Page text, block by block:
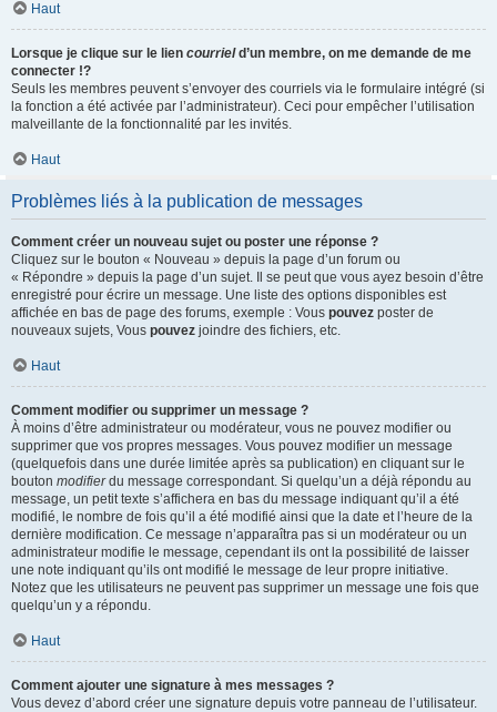
Haut
Lorsque je clique sur le lien courrield’un membre, on me demande de me
connecter !?
Seuls les membres peuvent s’envoyer des courriels via le formulaire intégré (si
la fonction a été activée par l’administrateur). Ceci pour empêcher l’utilisation
malveillante de la fonctionnalité par les invités.
Haut
Problèmes liés à la publication de messages
Comment créer un nouveau sujet ou poster une réponse ?
Cliquez sur le bouton « Nouveau » depuis la page d’un forum ou
« Répondre » depuis la page d’un sujet. Il se peut que vous ayez besoin d’être
enregistré pour écrire un message. Une liste des options disponibles est
affichée en bas de page des forums, exemple : Vous pouvez poster de
nouveaux sujets, Vous pouvez joindre des fichiers, etc.
Haut
Comment modifier ou supprimer un message ?
À moins d’être administrateur ou modérateur, vous ne pouvez modifier ou
supprimer que vos propres messages. Vous pouvez modifier un message
(quelquefois dans une durée limitée après sa publication) en cliquant sur le
bouton modifierdu message correspondant. Si quelqu’un a déjà répondu au
message, un petit texte s’affichera en bas du message indiquant qu’il a été
modifié, le nombre de fois qu’il a été modifié ainsi que la date et l’heure de la
dernière modification. Ce message n’apparaîtra pas si un modérateur ou un
administrateur modifie le message, cependant ils ont la possibilité de laisser
une note indiquant qu’ils ont modifié le message de leur propre initiative.
Notez que les utilisateurs ne peuvent pas supprimer un message une fois que
quelqu’un y a répondu.
Haut
Comment ajouter une signature à mes messages ?
Vous devez d’abord créer une signature depuis votre panneau de l’utilisateur.